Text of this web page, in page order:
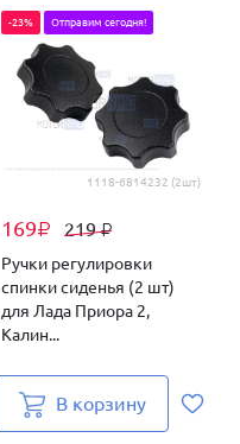
1118-6814232 (2шт)
169₽ 219₽
-23% Отправим сегодня!
Ручки регулировки
спинки сиденья (2 шт)
для Лада Приора 2,
Калин...
В корзину